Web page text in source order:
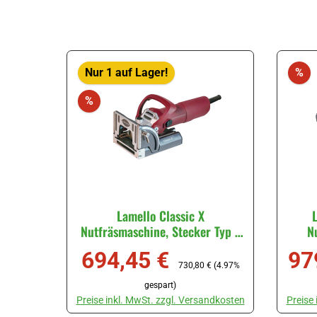
Nur 1 auf Lager!
%Rabatt
Lamello Classic X
Nutfräsmaschine, Stecker Typ F
Schuko, im Systainer3 M
#101602DES
Verkaufspreis:
694,45 € Regulärer Preis:
730,80 € (4.97%
gespart)
Preise inkl. MwSt. zzgl. Versandkosten
Produkt Anzahl: Gib den gewünschten Wert ein oder
%
Preise